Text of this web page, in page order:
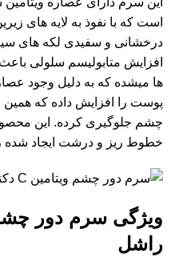
است که با نفوذ به لایه های
درخشانی و سفیدی لکه های
افزایش متابولیسم سلولی
ها میشده که به دلیل وجود
پوست را افزایش داده که
چشم جلوگیری کرده. این
خطوط ریز و درشت ایجاد شده
راشل